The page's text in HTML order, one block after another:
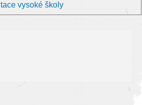
vysoké školy